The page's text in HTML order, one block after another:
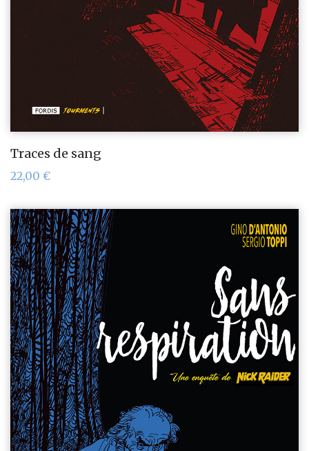
Traces de sang
22,00 €